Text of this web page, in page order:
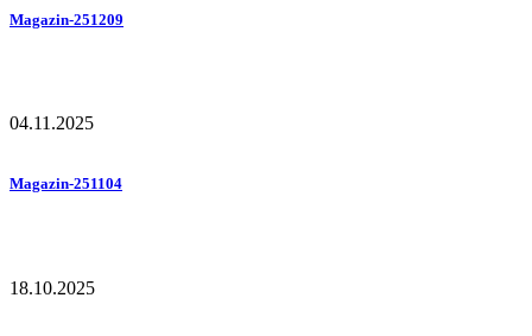
Magazin-251209
04.11.2025
Magazin-251104
18.10.2025